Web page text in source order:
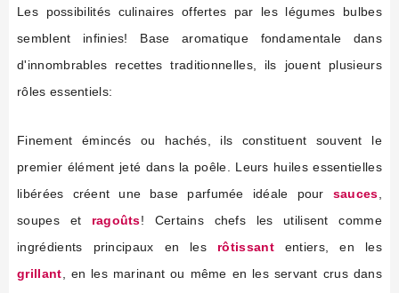
Les possibilités culinaires offertes par les légumes bulbes
semblent infinies! Base aromatique fondamentale dans
d'innombrables recettes traditionnelles, ils jouent plusieurs
rôles essentiels:
Finement émincés ou hachés, ils constituent souvent le
premier élément jeté dans la poêle. Leurs huiles essentielles
libérées créent une base parfumée idéale pour sauces
soupes et ragoûts! Certains chefs les utilisent comme
ingrédients principaux en les rôtissantentiers, en les
grillant , en les marinant ou même en les servant crus dans